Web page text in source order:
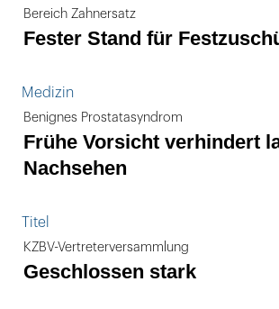
Bereich Zahnersatz
Fester Stand für
Medizin
Benignes Prostatasyndrom
Frühe Vorsicht verhindert
Nachsehen
Titel
KZBV-Vertreterversammlung
Geschlossen stark